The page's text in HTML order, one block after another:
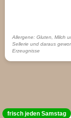
Allergene: Gluten, Milch
Sellerie und daraus
Erzeugnisse
frisch jeden Samstag